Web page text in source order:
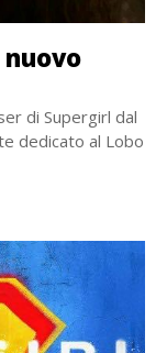
nuovo
di Supergirl dal
dedicato al Lobo